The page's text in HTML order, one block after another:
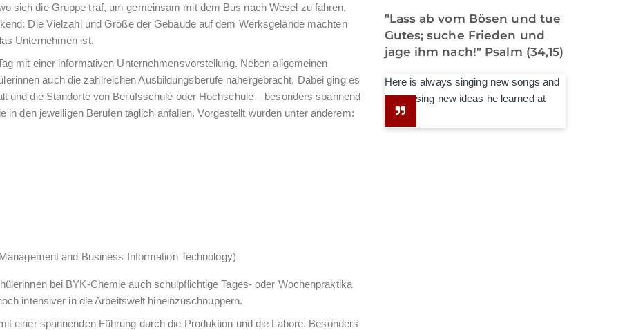
sich die Gruppe traf, um gemeinsam mit dem Bus nach Wesel zu fahren.
Die Vielzahl und Größe der Gebäude auf dem Werksgelände machten
Unternehmen ist.
mit einer informativen Unternehmensvorstellung. Neben allgemeinen
auch die zahlreichen Ausbildungsberufe nähergebracht. Dabei ging es
und die Standorte von Berufsschule oder Hochschule – besonders spannend
in den jeweiligen Berufen täglich anfallen. Vorgestellt wurden unter anderem:
and Business Information Technology)
bei BYK-Chemie auch schulpflichtige Tages- oder Wochenpraktika
intensiver in die Arbeitswelt hineinzuschnuppern.
einer spannenden Führung durch die Produktion und die Labore. Besonders
"Lass ab vom Bösen und tue
Gutes; suche Frieden und
jage ihm nach!" Psalm (34,15)
Here is always singing new songs and
expressing new ideas he learned at
school.